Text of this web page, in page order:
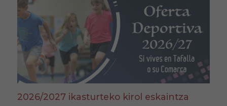
2026/2027 ikasturteko kirol eskaintza